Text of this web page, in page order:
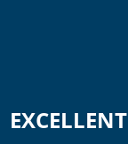
EXCELLENT